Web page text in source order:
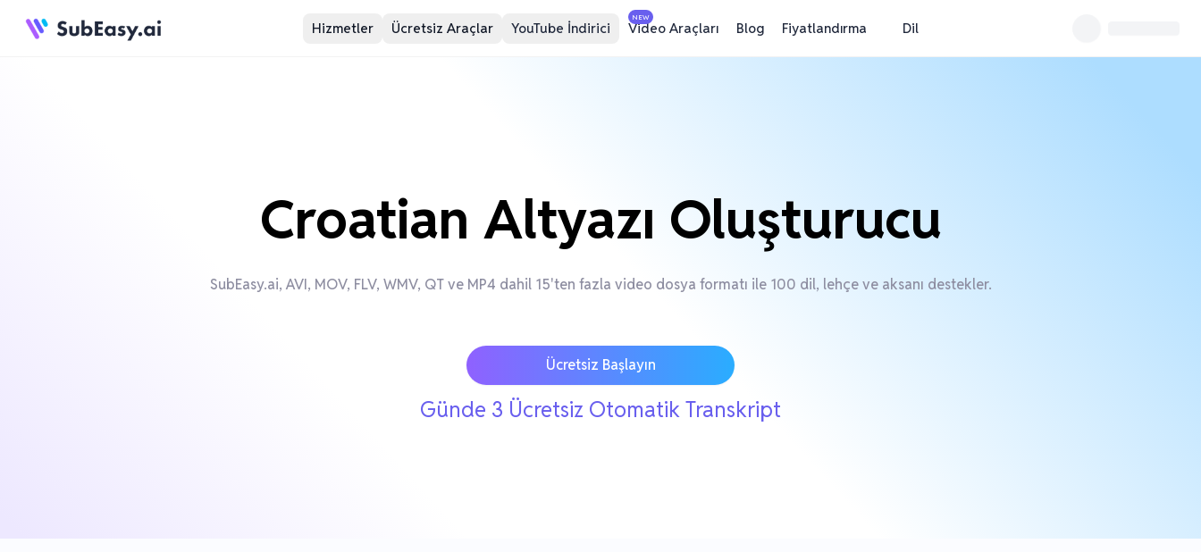
Hizmetler Ücretsiz Araçlar YouTube İndirici
NEW
Video Araçları Blog Fiyatlandırma Dil
Croatian Altyazı Oluşturucu
SubEasy.ai, AVI, MOV, FLV, WMV, QT ve MP4 dahil 15'ten fazla video dosya formatı ile 100 dil, lehçe ve aksanı destekler.
Ücretsiz Başlayın
Günde 3 Ücretsiz Otomatik Transkript